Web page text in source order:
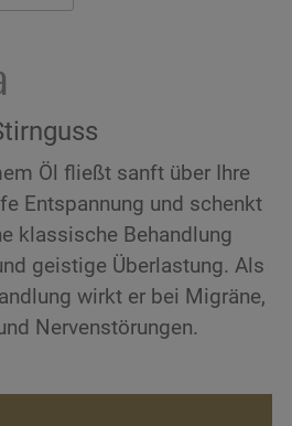
Öl fließt sanft über Ihre
Entspannung und schenkt
klassische Behandlung
geistige Überlastung. Als
wirkt er bei Migräne,
Nervenstörungen.